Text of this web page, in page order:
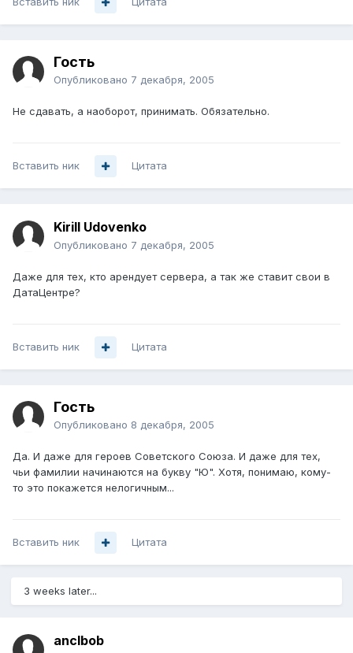
Гость
Опубликовано 7 декабря, 2005
Не сдавать, а наоборот, принимать. Обязательно.
Вставить ник Цитата
Kirill Udovenko
Опубликовано 7 декабря, 2005
Даже для тех, кто арендует сервера, а так же ставит свои в
ДатаЦентре?
Вставить ник Цитата
Гость
Опубликовано 8 декабря, 2005
Да. И даже для героев Советского Союза. И даже для тех,
чьи фамилии начинаются на букву "Ю". Хотя, понимаю, кому-
то это покажется нелогичным...
Вставить ник Цитата
3 weeks later...
anclbob